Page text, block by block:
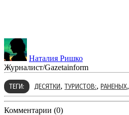
Наталия Ришко
Журналист/Gazetainform
ТЕГИ: ДЕСЯТКИ, ТУРИСТОВ:, РАНЕНЫХ,
Комментарии (0)